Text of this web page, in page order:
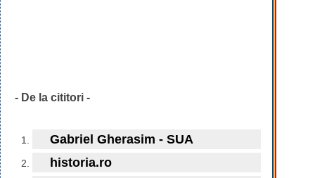
- De la cititori -
Gabriel Gherasim - SUA
historia.ro